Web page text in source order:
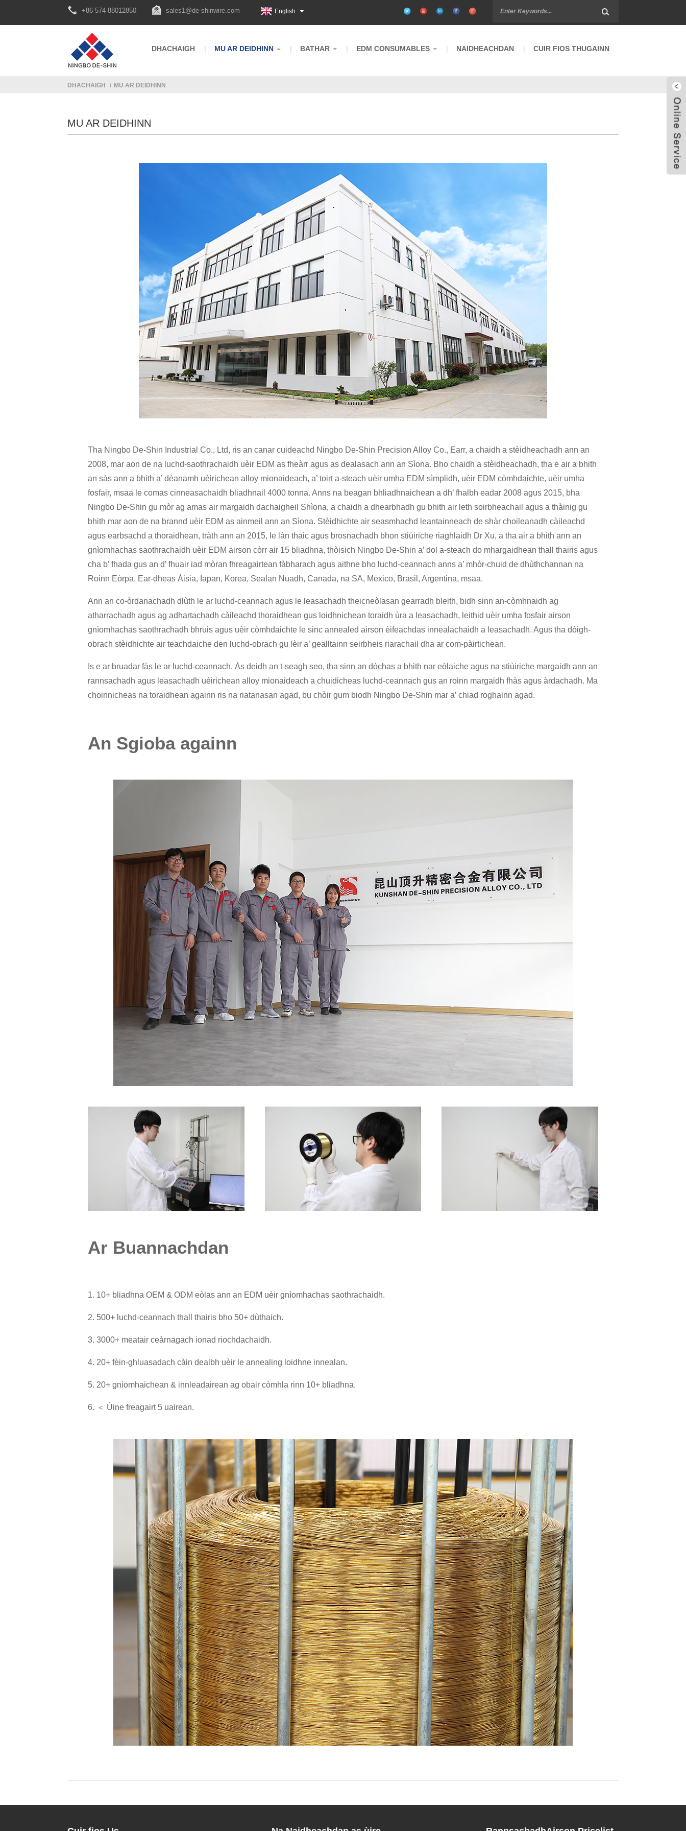
+86-574-88012850 sales1@de-shinwire.com English
DHACHAIGH MU AR DEIDHINN BATHAR EDM CONSUMABLES NAIDHEACHDAN CUIR FIOS THUGAINN
DHACHAIGH MU AR DEIDHINN
MU AR DEIDHINN
Tha Ningbo De-Shin Industrial Co., Ltd, ris an canar cuideachd Ningbo De-Shin Precision Alloy Co., Earr, a chaidh a stèidheachadh ann an
2008, mar aon de na luchd-saothrachaidh uèir EDM as fheàrr agus as dealasach ann an Sìona. Bho chaidh a stèidheachadh, tha e air a bhith
an sàs ann a bhith a’ dèanamh uèirichean alloy mionaideach, a’ toirt a-steach uèir umha EDM sìmplidh, uèir EDM còmhdaichte, uèir umha
fosfair, msaa le comas cinneasachaidh bliadhnail 4000 tonna. Anns na beagan bhliadhnaichean a dh’ fhalbh eadar 2008 agus 2015, bha
Ningbo De-Shin gu mòr ag amas air margaidh dachaigheil Shìona, a chaidh a dhearbhadh gu bhith air leth soirbheachail agus a thàinig gu
bhith mar aon de na brannd uèir EDM as ainmeil ann an Sìona. Stèidhichte air seasmhachd leantainneach de shàr choileanadh càileachd
agus earbsachd a thoraidhean, tràth ann an 2015, le làn thaic agus brosnachadh bhon stiùiriche riaghlaidh Dr Xu, a tha air a bhith ann an
gnìomhachas saothrachaidh uèir EDM airson còrr air 15 bliadhna, thòisich Ningbo De-Shin a’ dol a-steach do mhargaidhean thall thairis agus
cha b’ fhada gus an d’ fhuair iad mòran fhreagairtean fàbharach agus aithne bho luchd-ceannach anns a’ mhòr-chuid de dhùthchannan na
Roinn Eòrpa, Ear-dheas Àisia, Iapan, Korea, Sealan Nuadh, Canada, na SA, Mexico, Brasil, Argentina, msaa.
Ann an co-òrdanachadh dlùth le ar luchd-ceannach agus le leasachadh theicneòlasan gearradh bleith, bidh sinn an-còmhnaidh ag
atharrachadh agus ag adhartachadh càileachd thoraidhean gus loidhnichean toraidh ùra a leasachadh, leithid uèir umha fosfair airson
gnìomhachas saothrachadh bhruis agus uèir còmhdaichte le sinc annealed airson èifeachdas innealachaidh a leasachadh. Agus tha dòigh-
obrach stèidhichte air teachdaiche den luchd-obrach gu lèir a’ gealltainn seirbheis riarachail dha ar com-pàirtichean.
Is e ar bruadar fàs le ar luchd-ceannach. Às deidh an t-seagh seo, tha sinn an dòchas a bhith nar eòlaiche agus na stiùiriche margaidh ann an
rannsachadh agus leasachadh uèirichean alloy mionaideach a chuidicheas luchd-ceannach gus an roinn margaidh fhàs agus àrdachadh. Ma
choinnicheas na toraidhean againn ris na riatanasan agad, bu chòir gum biodh Ningbo De-Shin mar a’ chiad roghainn agad.
An Sgioba againn
Ar Buannachdan
1. 10+ bliadhna OEM & ODM eòlas ann an EDM uèir gnìomhachas saothrachaidh.
2. 500+ luchd-ceannach thall thairis bho 50+ dùthaich.
3. 3000+ meatair ceàrnagach ionad riochdachaidh.
4. 20+ fèin-ghluasadach càin dealbh uèir le annealing loidhne innealan.
5. 20+ gnìomhaichean & innleadairean ag obair còmhla rinn 10+ bliadhna.
6. ＜ Ùine freagairt 5 uairean.